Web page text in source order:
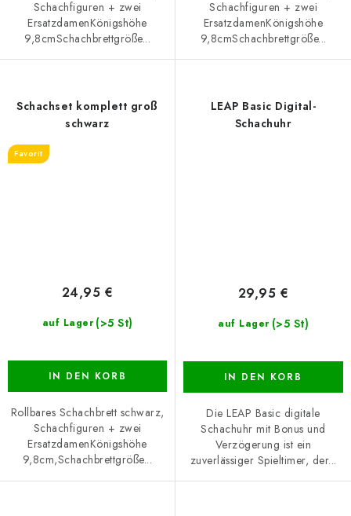
Schachfiguren + zwei
ErsatzdamenKönigshöhe
9,8cmSchachbrettgröße...
Schachfiguren + zwei
ErsatzdamenKönigshöhe
9,8cmSchachbrettgröße...
Schachset komplett groß
schwarz
Favorit
auf Lager (>5 St)
24,95 €
IN DEN KORB
Rollbares Schachbrett schwarz,
Schachfiguren + zwei
ErsatzdamenKönigshöhe
9,8cm,Schachbrettgröße...
LEAP Basic Digital-
Schachuhr
auf Lager (>5 St)
29,95 €
IN DEN KORB
Die LEAP Basic digitale
Schachuhr mit Bonus und
Verzögerung ist ein
zuverlässiger Spieltimer, der...